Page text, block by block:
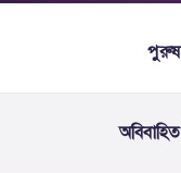
পুরুষ
অবিবাহিত